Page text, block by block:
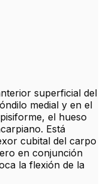
superficial del
medial y en el
el hueso
Está
cubital del carpo
en conjunción
la flexión de la